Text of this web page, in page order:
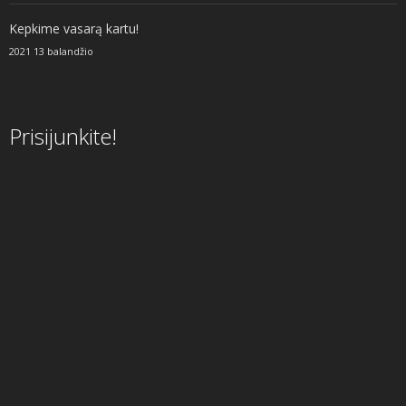
Kepkime vasarą kartu!
2021 13 balandžio
Prisijunkite!